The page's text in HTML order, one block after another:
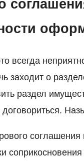
всегда
заходит о
раздел
соглашения